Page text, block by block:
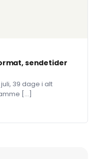
sendetider
juli, 39 dage i alt
[…]